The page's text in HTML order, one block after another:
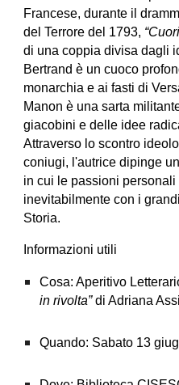
Francese, durante il
del Terrore del 1793,
di una coppia divisa dagli
Bertrand è un cuoco
monarchia e ai fasti di
Manon è una sarta
giacobini e delle idee
Attraverso lo scontro
coniugi, l'autrice dipinge
in cui le passioni
inevitabilmente con i
Storia.
Informazioni utili
Cosa: Aperitivo
in rivolta”di Adriana
Quando: Sabato 13